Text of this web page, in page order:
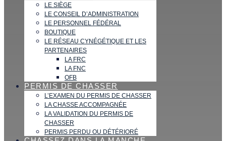
LE SIÈGE
LE CONSEIL D’ADMINISTRATION
LE PERSONNEL FÉDÉRAL
BOUTIQUE
LE RÉSEAU CYNÉGÉTIQUE ET LES
PARTENAIRES
LA FRC
LA FNC
OFB
PERMIS DE CHASSER
L’EXAMEN DU PERMIS DE CHASSER
LA CHASSE ACCOMPAGNÉE
LA VALIDATION DU PERMIS DE
CHASSER
PERMIS PERDU OU DÉTÉRIORÉ